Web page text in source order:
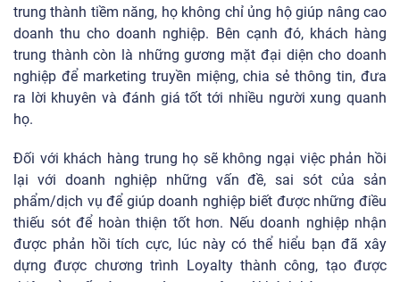
trung thành tiềm năng, họ không chỉ ủng hộ giúp nâng cao
doanh thu cho doanh nghiệp. Bên cạnh đó, khách hàng
trung thành còn là những gương mặt đại diện cho doanh
nghiệp để marketing truyền miệng, chia sẻ thông tin, đưa
ra lời khuyên và đánh giá tốt tới nhiều người xung quanh
họ.
Đối với khách hàng trung họ sẽ không ngại việc phản hồi
lại với doanh nghiệp những vấn đề, sai sót của sản
phẩm/dịch vụ để giúp doanh nghiệp biết được những điều
thiếu sót để hoàn thiện tốt hơn. Nếu doanh nghiệp nhận
được phản hồi tích cực, lúc này có thể hiểu bạn đã xây
dựng được chương trình Loyalty thành công, tạo được